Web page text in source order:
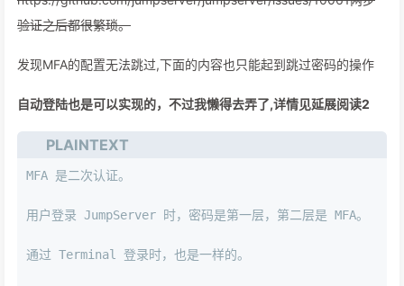
验证之后都很繁琐。
发现MFA的配置无法跳过,下面的内容也只能起到跳过密码的操作
自动登陆也是可以实现的，不过我懒得去弄了,详情见延展阅读2
PLAINTEXT
MFA 是二次认证。
用户登录 JumpServer 时，密码是第一层，第二层是 MFA。
通过 Terminal 登录时，也是一样的。